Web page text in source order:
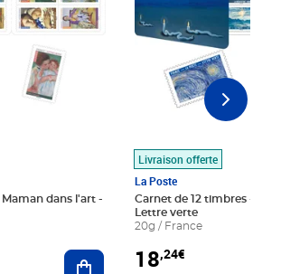
dans l'art -
Ajouter au panier
Livraison offerte
La Poste
Carnet de 12 timbres - Le
Lettre verte
20g / France
18,24€